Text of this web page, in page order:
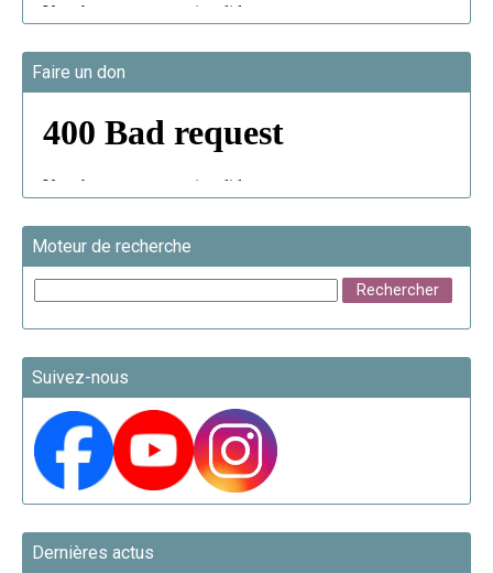
Faire un don
Moteur de recherche
Suivez-nous
Dernières actus